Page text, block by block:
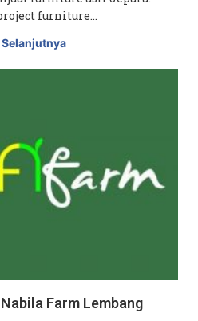
furniture…
Selanjutnya
Farm Lembang